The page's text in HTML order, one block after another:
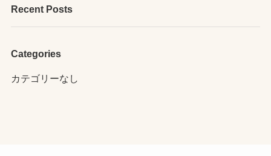
Recent Posts
Categories
カテゴリーなし